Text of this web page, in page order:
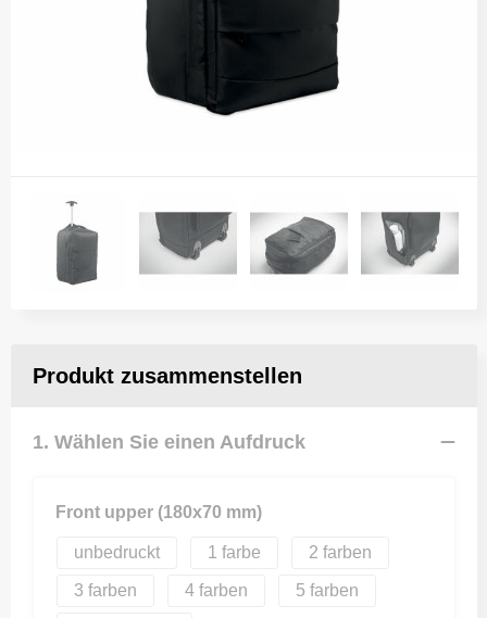
Produkt zusammenstellen
1. Wählen Sie einen Aufdruck
Front upper (180x70 mm)
unbedruckt 1 2
3 4 5